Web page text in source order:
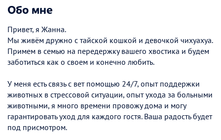
Обо мне
Привет, я Жанна.
Мы живём дружно с тайской кошкой и девочкой чихуахуа.
Примем в семью на передержку вашего хвостика и будем
заботиться как о своем и конечно любить.
У меня есть связь с вет помощью 24/7, опыт поддержки
животных в стрессовой ситуации, опыт ухода за больными
животными, я много времени провожу дома и могу
гарантировать уход для каждого гостя. Ваша радость будет
под присмотром.